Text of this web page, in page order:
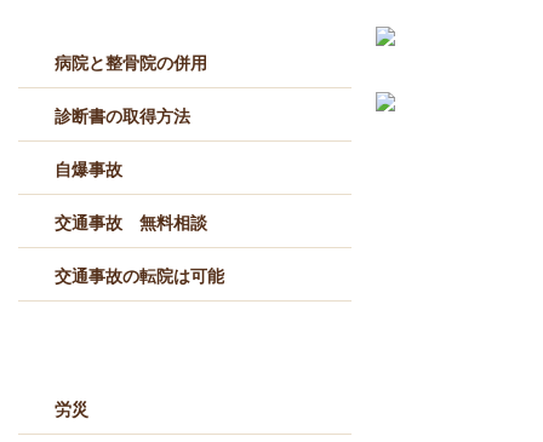
病院と整骨院の併用
診断書の取得方法
自爆事故
交通事故 無料相談
交通事故の転院は可能
労災